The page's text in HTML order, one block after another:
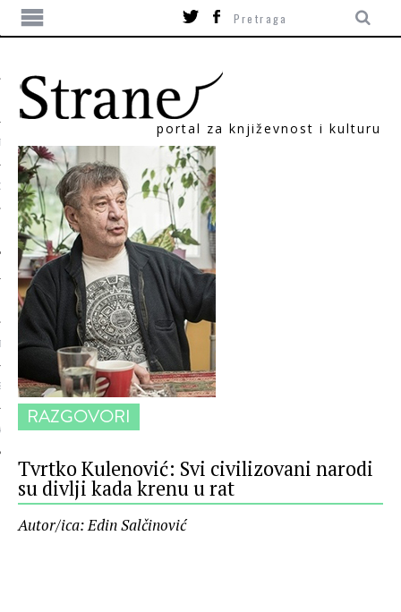
portal za književnost i kulturu
RAZGOVORI
Tvrtko Kulenović: Svi civilizovani narodi
su divlji kada krenu u rat
Autor/ica: Edin Salčinović